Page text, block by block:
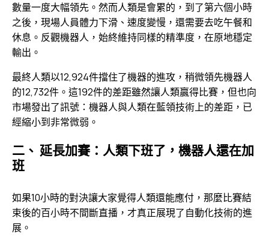
數量一度大幅領先。然而人類是會累的，到了第六個小時
之後，現場人員體力下滑、速度變慢，還需要去吃午餐和
休息。反觀機器人，始終維持同樣的精準度，在原地穩定
輸出。
最終人類以12,924件擋住了機器的進攻，稍微領先機器人
的12,732件。這192件的差距雖然讓人類贏得比賽，但也向
市場發出了訊號：機器人與人類在藍領技術上的差距，已
經縮小到非常微弱。
二、 延長加賽：人類下班了，機器人還在加
班
如果10小時的對決讓大家覺得人類還能應付，那麼比賽結
束後的百小時不間斷直播，才真正展現了自動化技術的進
展。